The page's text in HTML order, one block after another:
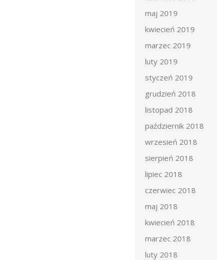
maj 2019
kwiecień 2019
marzec 2019
luty 2019
styczeń 2019
grudzień 2018
listopad 2018
październik 2018
wrzesień 2018
sierpień 2018
lipiec 2018
czerwiec 2018
maj 2018
kwiecień 2018
marzec 2018
luty 2018